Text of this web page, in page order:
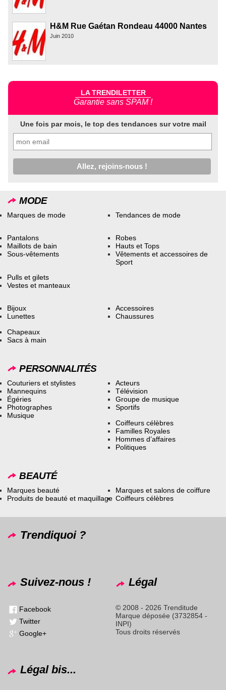
H&M Rue Gaétan Rondeau 44000 Nantes
Juin 2010
LA TRENDILETTER
Garantie sans SPAM !
Une fois par mois, le top des tendances sur votre mail
MODE
Marques de mode Tendances de mode
Pantalons
Maillots de bain
Sous-vêtements
Robes
Hauts et Tops
Vêtements et accessoires de
Sport
Pulls et gilets
Vestes et manteaux
Bijoux
Lunettes
Accessoires
Chaussures
Chapeaux
Sacs à main
PERSONNALITÉS
Couturiers et stylistes
Mannequins
Égéries
Photographes
Musique
Acteurs
Télévision
Groupe de musique
Sportifs
Coiffeurs célèbres
Familles Royales
Hommes d’affaires
Politiques
BEAUTÉ
Marques beauté
Produits de beauté et maquillage
Marques et salons de coiffure
Coiffeurs célèbres
Trendiquoi ?
Suivez-nous !
Facebook
Twitter
Google+
Légal
© 2008 - 2026 Trenditude
Marque déposée (3732854 -
INPI)
Tous droits réservés
Légal bis...